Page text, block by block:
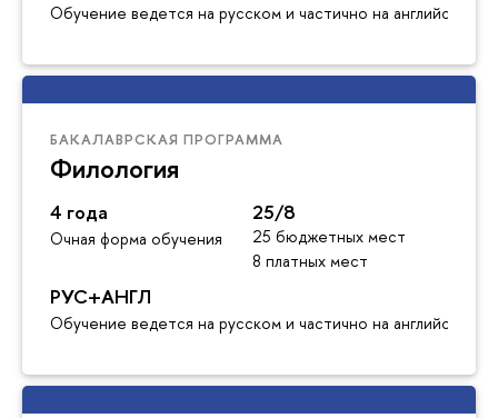
Обучение ведется на русском и частично на английском
БАКАЛАВРСКАЯ ПРОГРАММА
Филология
4 года
Очная форма обучения
25/8
25 бюджетных мест
8 платных мест
РУС+АНГЛ
Обучение ведется на русском и частично на английском